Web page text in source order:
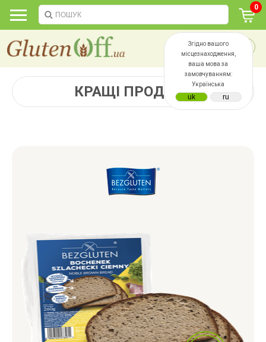
Згідно вашого
місцезнаходження,
ваша мова за
замовчуванням:
Українська
0
КРАЩІ ПРОДАЖІ